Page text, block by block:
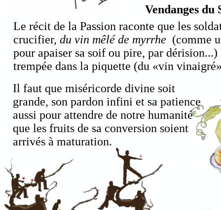
Vendanges du
Le récit de la Passion raconte que les
crucifier, du vin mêlé de myrrhe (comme
pour apaiser sa soif ou pire, par
trempée dans la piquette (du «vin
Il faut que miséricorde divine soit
grande, son pardon infini et sa patience
aussi pour attendre de notre humanité
que les fruits de sa conversion soient
arrivés à maturation.